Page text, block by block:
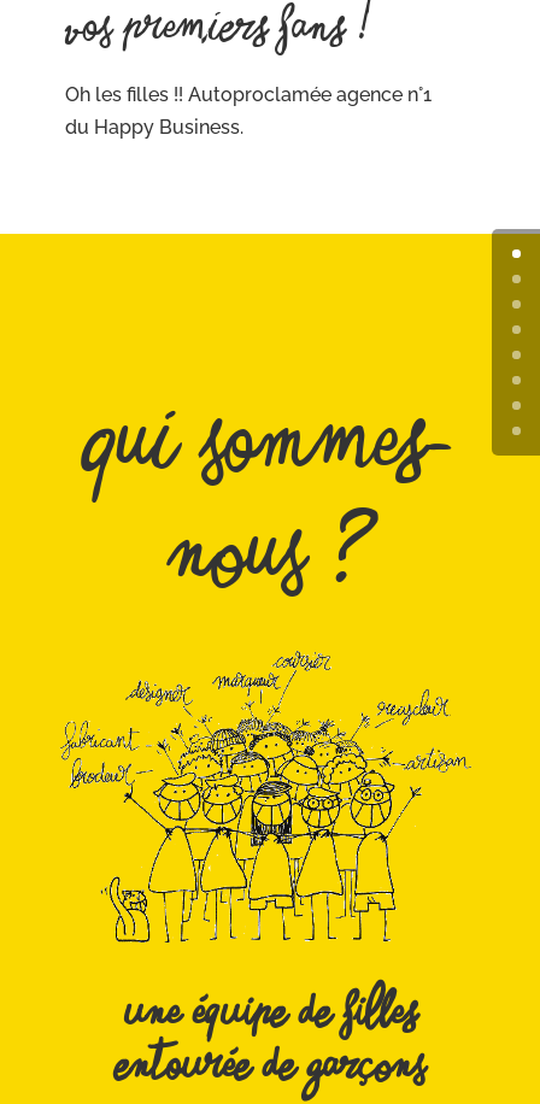
Oh les filles !! Autoproclamée agence n°1
du Happy Business.
Qui sommes-
nous ?
Une équipe de filles
entourée de garçons